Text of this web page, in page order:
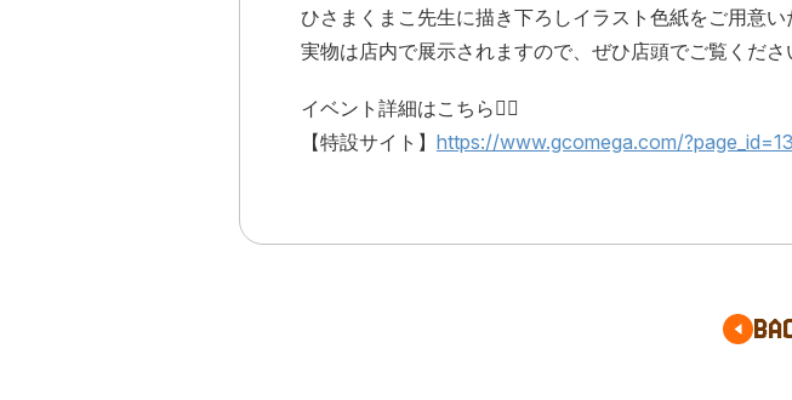
ひさまくまこ先生に描き下ろしイラスト色紙をご用意い
実物は店内で展示されますので、ぜひ店頭でご覧くださ
イベント詳細はこちら👇🏻
【特設サイト】 https://www.gcomega.com/